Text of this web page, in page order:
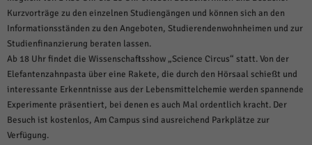
Kurzvorträge zu den einzelnen Studiengängen und können sich an den
Informationsständen zu den Angeboten, Studierendenwohnheimen und zur
Studienfinanzierung beraten lassen.
Ab 18 Uhr findet die Wissenschaftsshow „Science Circus“ statt. Von der
Elefantenzahnpasta über eine Rakete, die durch den Hörsaal schießt und
interessante Erkenntnisse aus der Lebensmittelchemie werden spannende
Experimente präsentiert, bei denen es auch Mal ordentlich kracht. Der
Besuch ist kostenlos, Am Campus sind ausreichend Parkplätze zur
Verfügung.
auswählen.
Alle akzeptieren
Zurück
Datenschutzeinstellungen
Essenziell (1)
Essenzielle Cookies ermöglichen grundlegende Funktionen und sind für die
einwandfreie Funktion der Website erforderlich.